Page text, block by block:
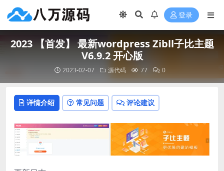
登录
2023 【首发】 最新wordpress Zibll子比主题
V6.9.2 开心版
2023-02-07 源代码 77 0
详情介绍 常见问题 评论建议